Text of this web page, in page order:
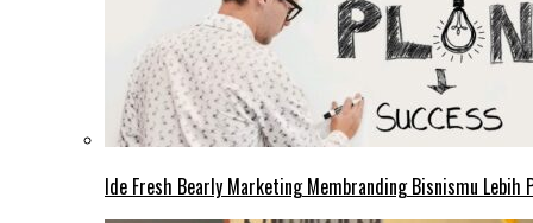
Ide Fresh Bearly Marketing Membranding Bisnismu Lebih